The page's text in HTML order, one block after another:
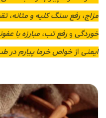
مزاج،رفع سنگ کلیه و مثانه،
خوردگی ورفع تب، مبارزه با
ایمنی ازخواص خرما پیارم در